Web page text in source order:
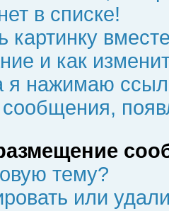
в списке!
картинку
и как
я нажимаю
сообщения,
тему?
или